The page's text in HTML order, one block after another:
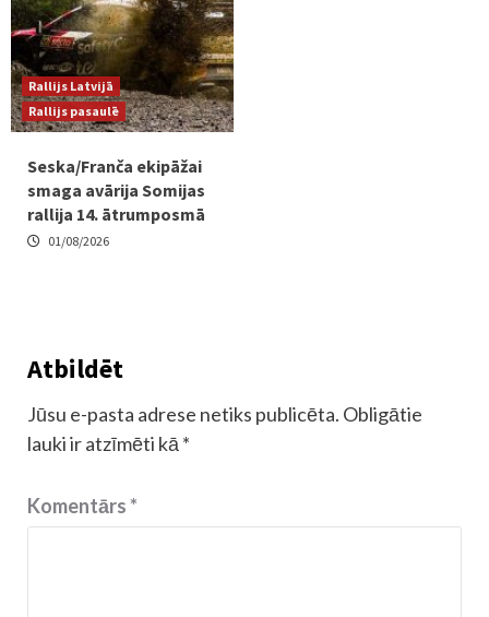
Rallijs Latvijā
Rallijs pasaulē
Seska/Franča ekipāžai
smaga avārija Somijas
rallija 14. ātrumposmā
01/08/2026
Atbildēt
Jūsu e-pasta adrese netiks publicēta. Obligātie
lauki ir atzīmēti kā *
Komentārs*